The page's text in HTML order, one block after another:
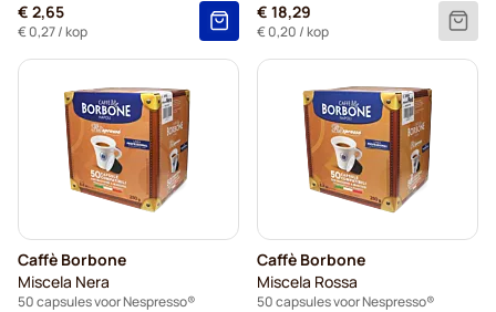
€ 2,65
€ 0,27/ kop
€ 18,29
€ 0,20 / kop
Caffè Borbone
Miscela Nera
50 capsules voor Nespresso®
Caffè Borbone
Miscela Rossa
50 capsules voor Nespresso®